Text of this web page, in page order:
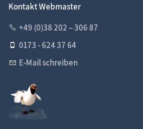
Kontakt Webmaster
+49 (0)38 202 – 306 87
0173 - 624 37 64
E-Mail schreiben